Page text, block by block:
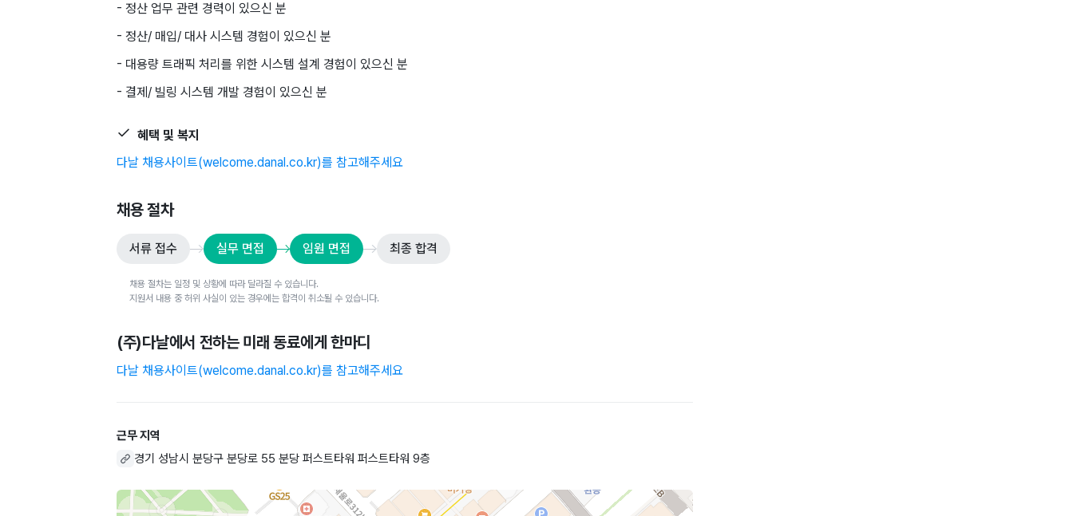
- 정산 업무 관련 경력이 있으신 분
- 정산/ 매입/ 대사 시스템 경험이 있으신 분
- 대용량 트래픽 처리를 위한 시스템 설계 경험이 있으신 분
- 결제/ 빌링 시스템 개발 경험이 있으신 분
혜택 및 복지
다날 채용사이트(welcome.danal.co.kr)를 참고해주세요
채용 절차
서류 접수 실무 면접 임원 면접 최종 합격
채용 절차는 일정 및 상황에 따라 달라질 수 있습니다.
지원서 내용 중 허위 사실이 있는 경우에는 합격이 취소될 수 있습니다.
(주)다날에서 전하는 미래 동료에게 한마디
다날 채용사이트(welcome.danal.co.kr)를 참고해주세요
근무 지역
경기 성남시 분당구 분당로 55 분당 퍼스트타워 퍼스트타워 9층